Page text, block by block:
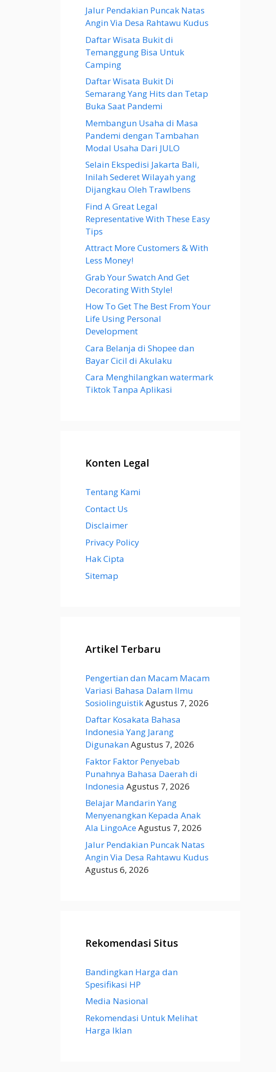
Jalur Pendakian Puncak Natas
Angin Via Desa Rahtawu Kudus
Daftar Wisata Bukit di
Temanggung Bisa Untuk
Camping
Daftar Wisata Bukit Di
Semarang Yang Hits dan Tetap
Buka Saat Pandemi
Membangun Usaha di Masa
Pandemi dengan Tambahan
Modal Usaha Dari JULO
Selain Ekspedisi Jakarta Bali,
Inilah Sederet Wilayah yang
Dijangkau Oleh Trawlbens
Find A Great Legal
Representative With These Easy
Tips
Attract More Customers & With
Less Money!
Grab Your Swatch And Get
Decorating With Style!
How To Get The Best From Your
Life Using Personal
Development
Cara Belanja di Shopee dan
Bayar Cicil di Akulaku
Cara Menghilangkan watermark
Tiktok Tanpa Aplikasi
Konten Legal
Tentang Kami
Contact Us
Disclaimer
Privacy Policy
Hak Cipta
Sitemap
Artikel Terbaru
Pengertian dan Macam Macam
Variasi Bahasa Dalam Ilmu
SosiolinguistikAgustus 7, 2026
Daftar Kosakata Bahasa
Indonesia Yang Jarang
DigunakanAgustus 7, 2026
Faktor Faktor Penyebab
Punahnya Bahasa Daerah di
Indonesia Agustus 7, 2026
Belajar Mandarin Yang
Menyenangkan Kepada Anak
Ala LingoAceAgustus 7, 2026
Jalur Pendakian Puncak Natas
Angin Via Desa Rahtawu Kudus
Agustus 6, 2026
Rekomendasi Situs
Bandingkan Harga dan
Spesifikasi HP
Media Nasional
Rekomendasi Untuk Melihat
Harga Iklan